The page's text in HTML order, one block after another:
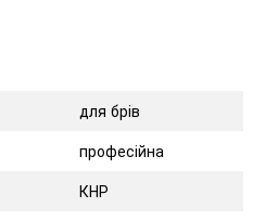
для брів
професійна
КНР